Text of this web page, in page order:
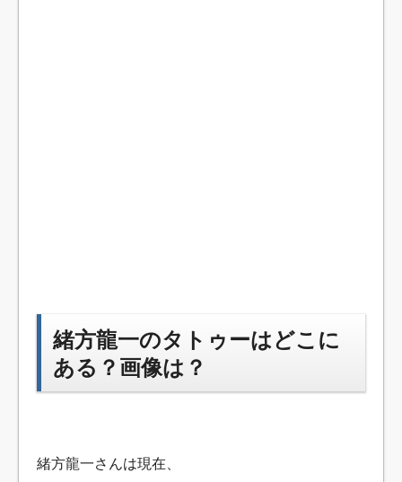
緒方龍一のタトゥーはどこに
ある？画像は？
緒方龍一さんは現在、